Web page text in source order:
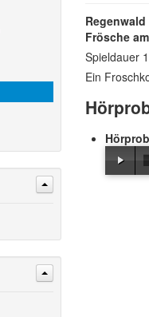
Frösche
Spieldauer
Ein